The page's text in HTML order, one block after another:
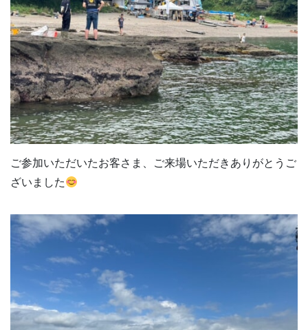
ご参加いただいたお客さま、ご来場いただきありがとうご
ざいました